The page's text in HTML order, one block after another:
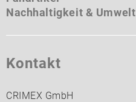
Nachhaltigkeit & Umwelt
Kontakt
CRIMEX GmbH